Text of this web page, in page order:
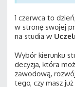
1 czerwca to
w stronę swojej
na studia w
Wybór kierunku
decyzja, która
zawodową,
tego, czy masz